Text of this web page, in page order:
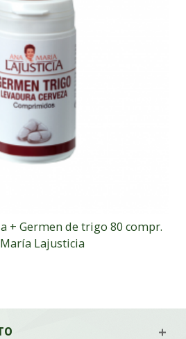
+ Germen de trigo 80 compr.
Lajusticia